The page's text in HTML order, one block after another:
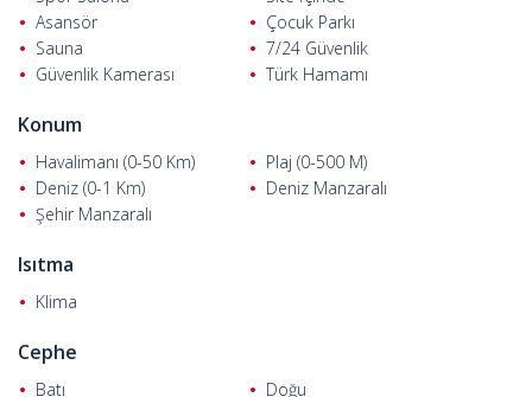
Asansör
Çocuk Parkı
Sauna
7/24 Güvenlik
Güvenlik Kamerası
Türk Hamamı
Konum
Havalimanı (0-50 Km)
Plaj (0-500 M)
Deniz (0-1 Km)
Deniz Manzaralı
Şehir Manzaralı
Isıtma
Klima
Cephe
Batı
Doğu